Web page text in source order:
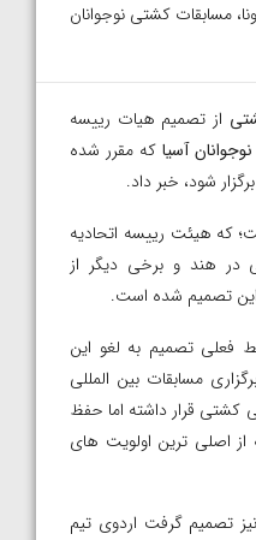
مسابقات کشتی نوجوانان
از تصمیم هیات رییسه
آسیا که مقرر شده
شود، خبر داد.
که هیئت رییسه اتحادیه
در هند و برخی دیگر از
این تصمیم شده است.
فعلی تصمیم به لغو این
مسابقات بین المللی
کشتی قرار داشته اما حفظ
از اصلی ترین اولویت های
تصمیم گرفت اردوی تیم